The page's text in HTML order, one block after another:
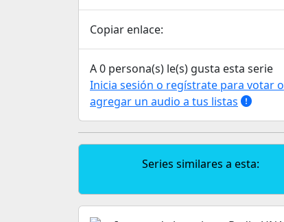
Copiar enlace:
A 0 persona(s) le(s) gusta esta serie
Inicia sesión o regístrate para votar o
agregar un audio a tus listas
Series similares a esta: